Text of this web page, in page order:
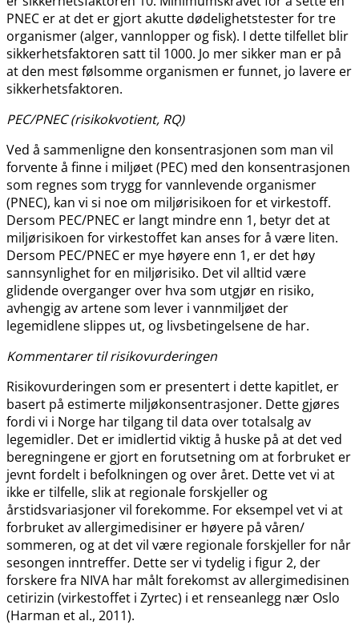
PNEC er at det er gjort akutte dødelighetstester for tre
organismer (alger, vannlopper og fisk). I dette tilfellet blir
sikkerhetsfaktoren satt til 1000. Jo mer sikker man er på
at den mest følsomme organismen er funnet, jo lavere er
sikkerhetsfaktoren.
PEC​/​PNEC (risikokvotient, RQ)
Ved å sammenligne den konsentrasjonen som man vil
forvente å finne i miljøet (PEC) med den konsentrasjonen
som regnes som trygg for vannlevende organismer
(PNEC), kan vi si noe om miljørisikoen for et virkestoff.
Dersom PEC​​/​​PNEC er langt mindre enn 1, betyr det at
miljørisikoen for virkestoffet kan anses for å være liten.
Dersom PEC​​/​​PNEC er mye høyere enn 1, er det høy
sannsynlighet for en miljørisiko. Det vil alltid være
glidende overganger over hva som utgjør en risiko,
avhengig av artene som lever i vannmiljøet der
legemidlene slippes ut, og livsbetingelsene de har.
Kommentarer til risikovurderingen
Risikovurderingen som er presentert i dette kapitlet, er
basert på estimerte miljøkonsentrasjoner. Dette gjøres
fordi vi i Norge har tilgang til data over totalsalg av
legemidler. Det er imidlertid viktig å huske på at det ved
beregningene er gjort en forutsetning om at forbruket er
jevnt fordelt i befolkningen og over året. Dette vet vi at
ikke er tilfelle, slik at regionale forskjeller og
årstidsvariasjoner vil forekomme. For eksempel vet vi at
forbruket av allergimedisiner er høyere på våren​​/​​
sommeren, og at det vil være regionale forskjeller for når
sesongen inntreffer. Dette ser vi tydelig i figur 2, der
forskere fra NIVA har målt forekomst av allergimedisinen
cetirizin (virkestoffet i Zyrtec) i et renseanlegg nær Oslo
(Harman et al., 2011).